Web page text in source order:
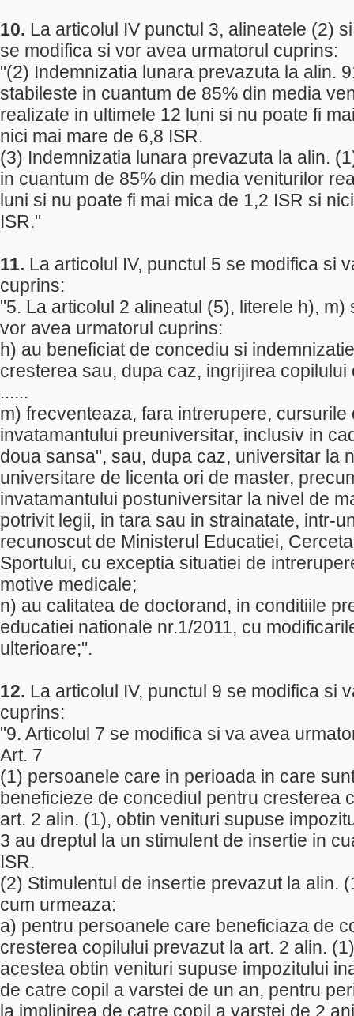
10. La articolul IV punctul 3, alineatele (2)
se modifica si vor avea urmatorul cuprins:
"(2) Indemnizatia lunara prevazuta la alin.
stabileste in cuantum de 85% din media
realizate in ultimele 12 luni si nu poate fi
nici mai mare de 6,8 ISR.
(3) Indemnizatia lunara prevazuta la alin.
in cuantum de 85% din media veniturilor
luni si nu poate fi mai mica de 1,2 ISR si
ISR."
11. La articolul IV, punctul 5 se modifica si
cuprins:
"5. La articolul 2 alineatul (5), literele h), m)
vor avea urmatorul cuprins:
h) au beneficiat de concediu si
cresterea sau, dupa caz, ingrijirea copilului
......
m) frecventeaza, fara intrerupere, cursurile
invatamantului preuniversitar, inclusiv in
doua sansa", sau, dupa caz, universitar la
universitare de licenta ori de master,
invatamantului postuniversitar la nivel de
potrivit legii, in tara sau in strainatate, intr-
recunoscut de Ministerul Educatiei,
Sportului, cu exceptia situatiei de
motive medicale;
n) au calitatea de doctorand, in conditiile
educatiei nationale nr.1/2011, cu
ulterioare;".
12. La articolul IV, punctul 9 se modifica si
cuprins:
"9. Articolul 7 se modifica si va avea
Art. 7
(1) persoanele care in perioada in care
beneficieze de concediul pentru cresterea
art. 2 alin. (1), obtin venituri supuse
3 au dreptul la un stimulent de insertie in
ISR.
(2) Stimulentul de insertie prevazut la alin.
cum urmeaza:
a) pentru persoanele care beneficiaza de
cresterea copilului prevazut la art. 2 alin.
acestea obtin venituri supuse impozitului
de catre copil a varstei de un an, pentru
la implinirea de catre copil a varstei de 2